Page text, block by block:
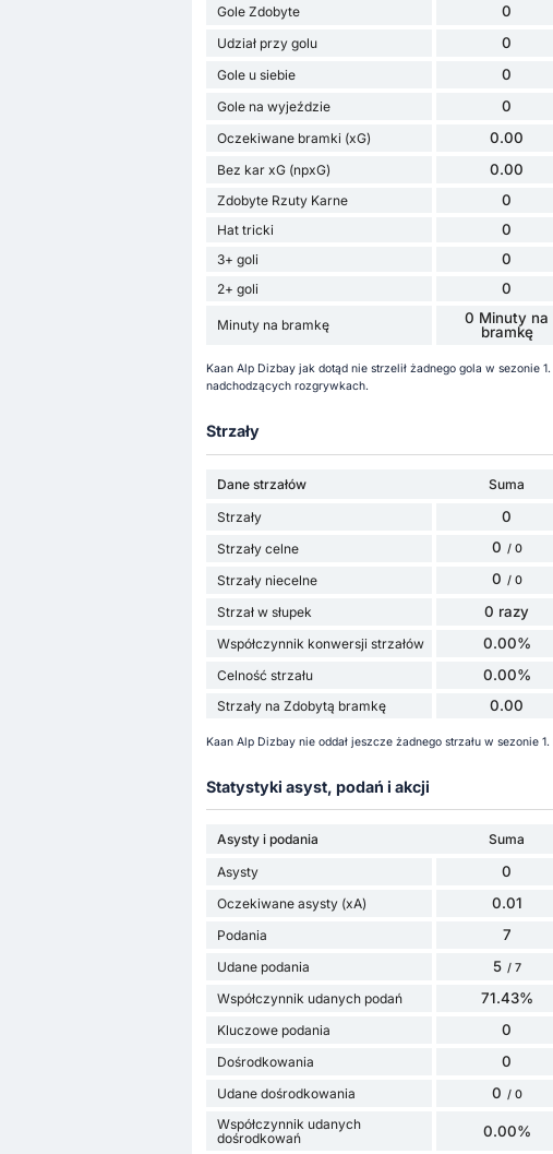
Gole Zdobyte
0
Udział przy golu 0
Gole u siebie 0
Gole na wyjeździe 0
Oczekiwane bramki (xG) 0.00
Bez kar xG (npxG) 0.00
Zdobyte Rzuty Karne 0
Hat tricki 0
3+ goli 0
2+ goli 0
Minuty na bramkę
0 Minuty na
bramkę
Kaan Alp Dizbay jak dotąd nie strzelił żadnego gola w sezonie
nadchodzących rozgrywkach.
Strzały
Dane strzałów Suma
Strzały
0
Strzały celne 0 / 0
Strzały niecelne 0 / 0
Strzał w słupek 0 razy
Współczynnik konwersji strzałów 0.00%
Celność strzału 0.00%
Strzały na Zdobytą bramkę 0.00
Kaan Alp Dizbay nie oddał jeszcze żadnego strzału w sezonie
Statystyki asyst, podań i akcji
Asysty i podania Suma
Asysty
0
Oczekiwane asysty (xA) 0.01
Podania 7
Udane podania 5 / 7
Współczynnik udanych podań 71.43%
Kluczowe podania 0
Dośrodkowania 0
Udane dośrodkowania 0 / 0
Współczynnik udanych
dośrodkowań
0.00%